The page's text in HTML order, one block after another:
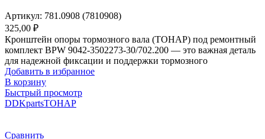
Артикул: 781.0908 (7810908)
325,00 ₽
Кронштейн опоры тормозного вала (ТОНАР) под ремонтный
комплект BPW 9042-3502273-30/702.200 — это важная деталь
для надежной фиксации и поддержки тормозного
Добавить в избранное
В корзину
Быстрый просмотр
DDKpartsТОНАР
Сравнить